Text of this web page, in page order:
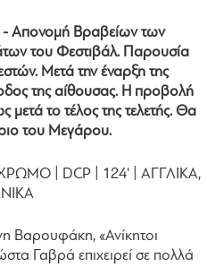
- Απονομή Βραβείων των
του Φεστιβάλ. Παρουσία
Μετά την έναρξη της
της αίθουσας. Η προβολή
μετά το τέλος της τελετής. Θα
του Μεγάρου.
| DCP | 124' | ΑΓΓΛΙΚΑ,
Βαρουφάκη, «Ανίκητοι
Γαβρά επιχειρεί σε πολλά